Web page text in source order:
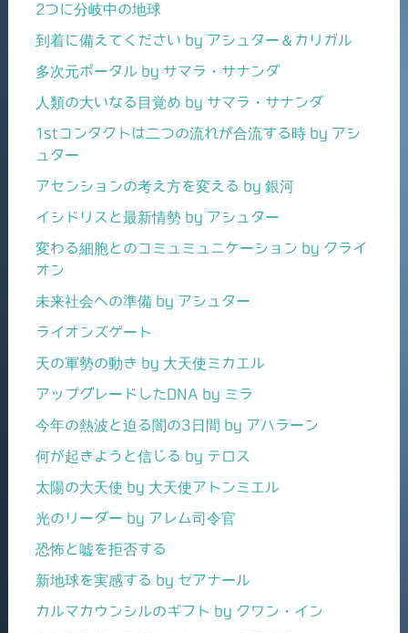
2つに分岐中の地球
到着に備えてください by アシュター＆カリガル
多次元ポータル by サマラ・サナンダ
人類の大いなる目覚め by サマラ・サナンダ
1stコンタクトは二つの流れが合流する時 by アシ
ュター
アセンションの考え方を変える by 銀河
イシドリスと最新情勢 by アシュター
変わる細胞とのコミュミュニケーション by クライ
オン
未来社会への準備 by アシュター
ライオンズゲート
天の軍勢の動き by 大天使ミカエル
アップグレードしたDNA by ミラ
今年の熱波と迫る闇の3日間 by アハラーン
何が起きようと信じる by テロス
太陽の大天使 by 大天使アトンミエル
光のリーダー by アレム司令官
恐怖と嘘を拒否する
新地球を実感する by セアナール
カルマカウンシルのギフト by クワン・イン